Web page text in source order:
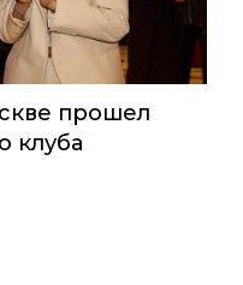
прошел
клуба